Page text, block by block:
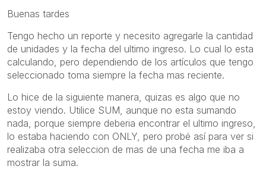
Buenas tardes
Tengo hecho un reporte y necesito agregarle la cantidad
de unidades y la fecha del ultimo ingreso. Lo cual lo esta
calculando, pero dependiendo de los artículos que tengo
seleccionado toma siempre la fecha mas reciente.
Lo hice de la siguiente manera, quizas es algo que no
estoy viendo. Utilice SUM, aunque no esta sumando
nada, porque siempre deberia encontrar el ultimo ingreso,
lo estaba haciendo con ONLY, pero probé así para ver si
realizaba otra seleccion de mas de una fecha me iba a
mostrar la suma.